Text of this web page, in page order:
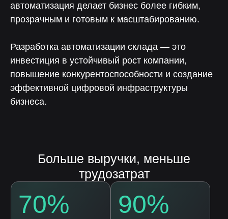
автоматизация делает бизнес более гибким,
прозрачным и готовым к масштабированию.
Разработка автоматизации склада — это
инвестиция в устойчивый рост компании,
повышение конкурентоспособности и создание
эффективной цифровой инфраструктуры
бизнеса.
Скачайте презентацию
платформы «ЛОТОС»
Оставьте заявку на скачивание